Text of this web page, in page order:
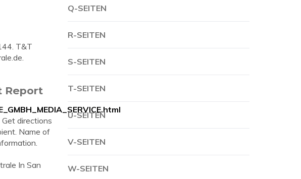
T&T
.
Report
directions
Name of
In San
Q-SEITEN
R-SEITEN
S-SEITEN
T-SEITEN
U-SEITEN
V-SEITEN
W-SEITEN